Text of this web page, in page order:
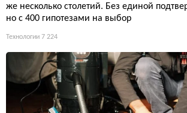
же несколько столетий. Без единой
но с 400 гипотезами на выбор
Технологии 7 224